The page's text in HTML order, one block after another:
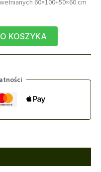
60×100+50×60 cm
KOSZYKA